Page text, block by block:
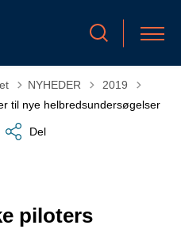
NYHEDER Tilbage til
2019
til nye helbredsundersøgelser
Del
piloters